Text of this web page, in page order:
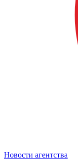
Новости агентства